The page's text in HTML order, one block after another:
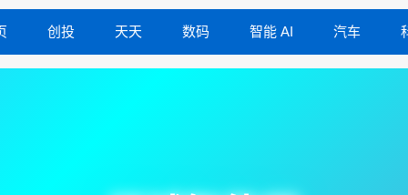
创投 天天 数码 智能 AI 汽车